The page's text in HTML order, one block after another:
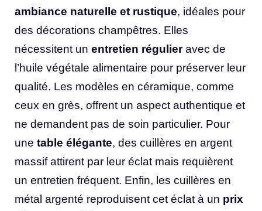
ambiance naturelle et rustique, idéales pour
des décorations champêtres. Elles
nécessitent un entretien régulieravec de
l’huile végétale alimentaire pour préserver leur
qualité. Les modèles en céramique, comme
ceux en grès, offrent un aspect authentique et
ne demandent pas de soin particulier. Pour
une table élégante, des cuillères en argent
massif attirent par leur éclat mais requièrent
un entretien fréquent. Enfin, les cuillères en
métal argenté reproduisent cet éclat à un prix